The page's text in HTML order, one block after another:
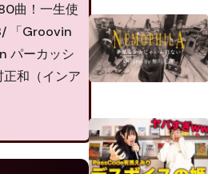
曲！一生使
「Groovin
パーカッシ
和（インア